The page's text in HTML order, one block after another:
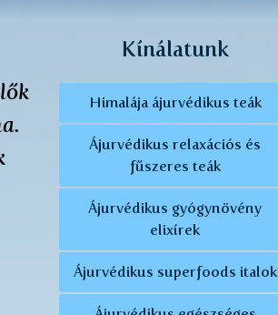
Kínálatunk
Himalája ájurvédikus teák
Ájurvédikus relaxációs és
fűszeres teák
Ájurvédikus gyógynövény
elixírek
Ájurvédikus superfoods italok